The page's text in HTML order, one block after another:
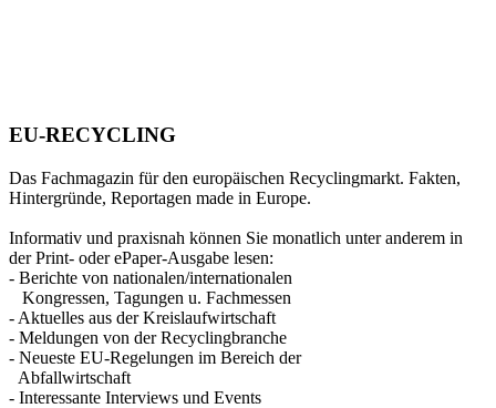
EU-RECYCLING
Das Fachmagazin für den europäischen Recyclingmarkt. Fakten,
Hintergründe, Reportagen made in Europe.
Informativ und praxisnah können Sie monatlich unter anderem in
der Print- oder ePaper-Ausgabe lesen:
- Berichte von nationalen/internationalen
Kongressen, Tagungen u. Fachmessen
- Aktuelles aus der Kreislaufwirtschaft
- Meldungen von der Recyclingbranche
- Neueste EU-Regelungen im Bereich der
Abfallwirtschaft
- Interessante Interviews und Events